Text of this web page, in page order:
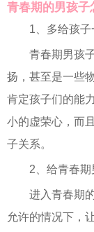
青春期的男孩子
1、多给孩
青春期男孩
扬，甚至是一些
肯定孩子们的能
小的虚荣心，而
子关系。
2、给青春期
进入青春期
允许的情况下，